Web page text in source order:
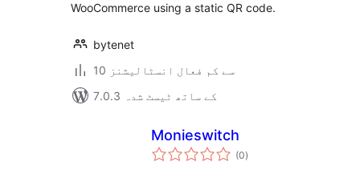
WooCommerce using a static QR code.
bytenet
10 سے کم فعال انسٹالیشنز
7.0.3 کے ساتھ ٹیسٹ شدہ
Monieswitch
(0مجموعی
درجہ
)